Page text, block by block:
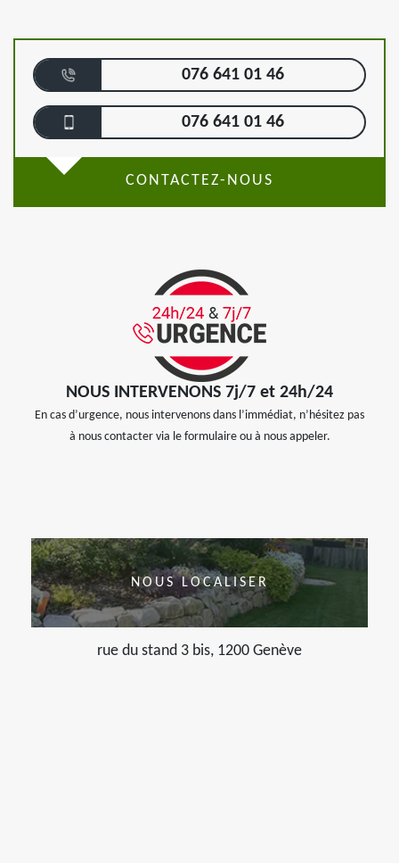
076 641 01 46
076 641 01 46
CONTACTEZ-NOUS
NOUS INTERVENONS 7j/7 et 24h/24
En cas d’urgence, nous intervenons dans l’immédiat, n’hésitez pas
à nous contacter via le formulaire ou à nous appeler.
NOUS LOCALISER
rue du stand 3 bis, 1200 Genève